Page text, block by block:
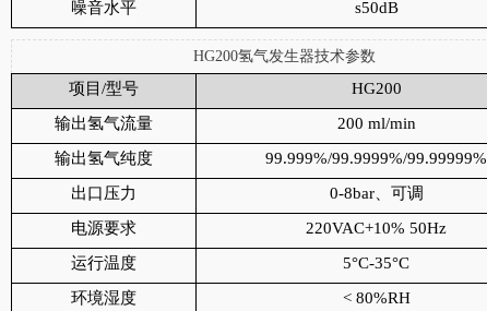
噪音水平 s50dB
HG200氢气发生器技术参数
项目/型号
HG200
输出氢气流量
200 ml/min
输出氢气纯度
99.999%/99.9999%/99.99999%
出口压力
0-8bar、可调
电源要求
220VAC+10% 50Hz
运行温度
5°C-35°C
环境湿度
< 80%RH